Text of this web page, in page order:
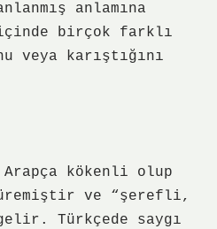
anlamına
birçok farklı
veya karıştığını
kökenli olup
ve “şerefli,
Türkçede saygı